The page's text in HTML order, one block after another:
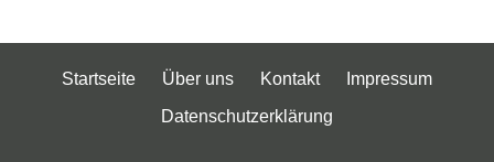
Startseite Über uns Kontakt
Impressum
Datenschutzerklärung